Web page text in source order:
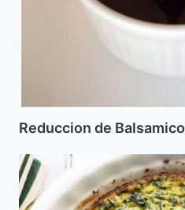
Reduccion de Balsamico
Soufle
de
Espinaca